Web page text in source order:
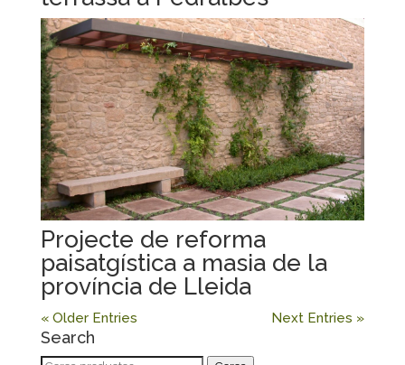
Projecte de reforma
paisatgística a masia de la
província de Lleida
« Older Entries Next Entries »
Search